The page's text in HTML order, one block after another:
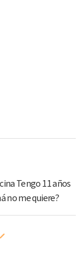
Tengo 11 años
no me quiere?